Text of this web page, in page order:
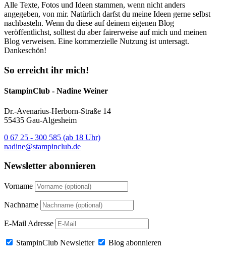
Alle Texte, Fotos und Ideen stammen, wenn nicht anders
angegeben, von mir. Natürlich darfst du meine Ideen gerne selbst
nachbasteln. Wenn du diese auf deinem eigenen Blog
veröffentlichst, solltest du aber fairerweise auf mich und meinen
Blog verweisen. Eine kommerzielle Nutzung ist untersagt.
Dankeschön!
So erreicht ihr mich!
StampinClub - Nadine Weiner
Dr.-Avenarius-Herborn-Straße 14
55435 Gau-Algesheim
0 67 25 - 300 585 (ab 18 Uhr)
nadine@stampinclub.de
Newsletter abonnieren
Vorname
Nachname
E-Mail Adresse
StampinClub Newsletter Blog abonnieren